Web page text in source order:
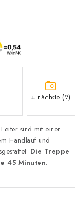
sind mit einer
Handlauf und
Die Treppe
45 Minuten.
+ nächste (2)